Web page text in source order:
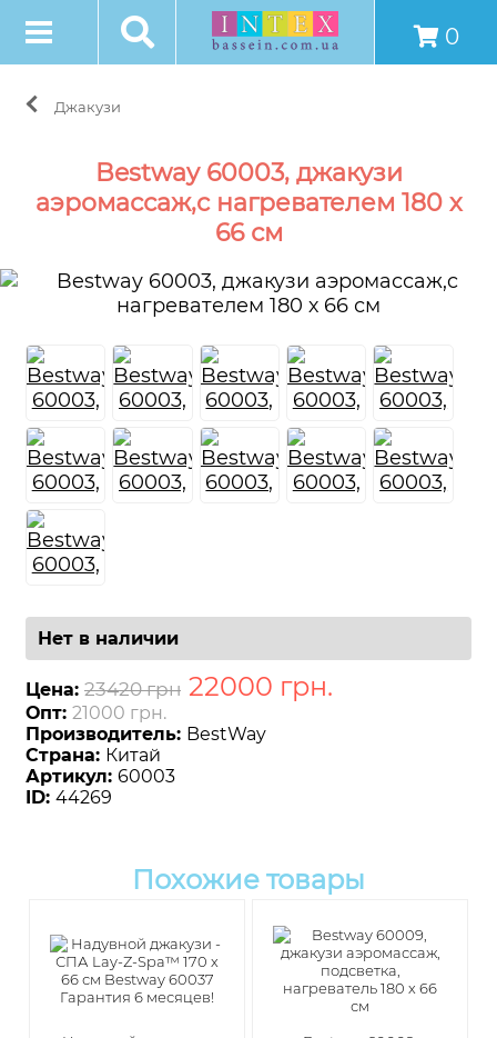
0
Джакузи
Bestway 60003, джакузи
аэромассаж,c нагревателем 180 х
66 см
Нет в наличии
Цена: 23420 грн 22000 грн.
Опт: 21000 грн.
Производитель: BestWay
Страна: Китай
Артикул: 60003
ID: 44269
Похожие товары